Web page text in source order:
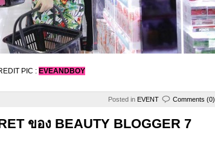
PIC : EVEANDBOY
Posted in EVENT Comments (0)
ของ BEAUTY BLOGGER 7